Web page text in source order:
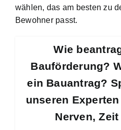
wählen, das am besten zu
Bewohner passt.
Wie
Bauförderung?
ein Bauantrag?
unseren
Nerven,